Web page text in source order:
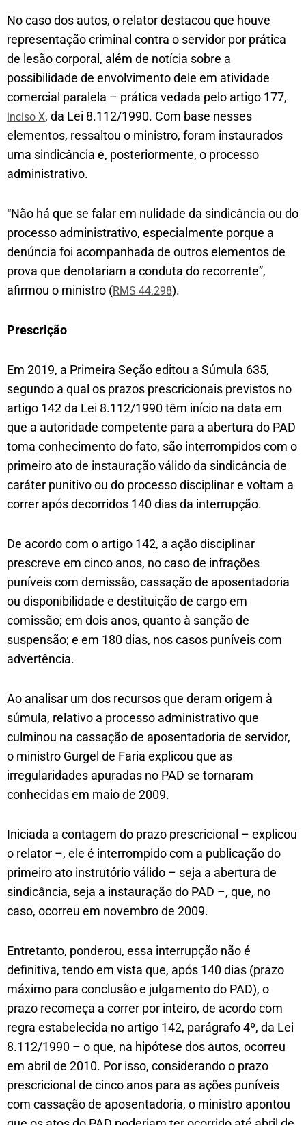
No caso dos autos, o relator destacou que houve
representação criminal contra o servidor por prática
de lesão corporal, além de notícia sobre a
possibilidade de envolvimento dele em atividade
comercial paralela – prática vedada pelo artigo 177,
inciso X, da Lei 8.112/1990. Com base nesses
elementos, ressaltou o ministro, foram instaurados
uma sindicância e, posteriormente, o processo
administrativo.
“Não há que se falar em nulidade da sindicância ou do
processo administrativo, especialmente porque a
denúncia foi acompanhada de outros elementos de
prova que denotariam a conduta do recorrente”,
afirmou o ministro (RMS 44.298).
Prescriçã​o
Em 2019, a Primeira Seção editou a Súmula 635,
segundo a qual os prazos prescricionais previstos no
artigo 142 da Lei 8.112/1990 têm início na data em
que a autoridade competente para a abertura do PAD
toma conhecimento do fato, são interrompidos com o
primeiro ato de instauração válido da sindicância de
caráter punitivo ou do processo disciplinar e voltam a
correr após decorridos 140 dias da interrupção.
De acordo com o artigo 142, a ação disciplinar
prescreve em cinco anos, no caso de infrações
puníveis com demissão, cassação de aposentadoria
ou disponibilidade e destituição de cargo em
comissão; em dois anos, quanto à sanção de
suspensão; e em 180 dias, nos casos puníveis com
advertência.
Ao analisar um dos recursos que deram origem à
súmula, relativo a processo administrativo que
culminou na cassação de aposentadoria de servidor,
o ministro Gurgel de Faria explicou que as
irregularidades apuradas no PAD se tornaram
conhecidas em maio de 2009.
Iniciada a contagem do prazo prescricional – explicou
o relator –, ele é interrompido com a publicação do
primeiro ato instrutório válido – seja a abertura de
sindicância, seja a instauração do PAD –, que, no
caso, ocorreu em novembro de 2009.
Entretanto, ponderou, essa interrupção não é
definitiva, tendo em vista que, após 140 dias (prazo
máximo para conclusão e julgamento do PAD), o
prazo recomeça a correr por inteiro, de acordo com
regra estabelecida no artigo 142, parágrafo 4º, da Lei
8.112/1990 – o que, na hipótese dos autos, ocorreu
em abril de 2010. Por isso, considerando o prazo
prescricional de cinco anos para as ações puníveis
com cassação de aposentadoria, o ministro apontou